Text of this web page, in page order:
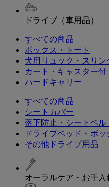
ドライブ（車用品）
すべての商品
ボックス・トート
犬用リュック・スリン
カート・キャスター付
ハードキャリー
すべての商品
シートカバー
落下防止・シートベル
ドライブベッド・ボッ
その他ドライブ用品
オーラルケア・お手